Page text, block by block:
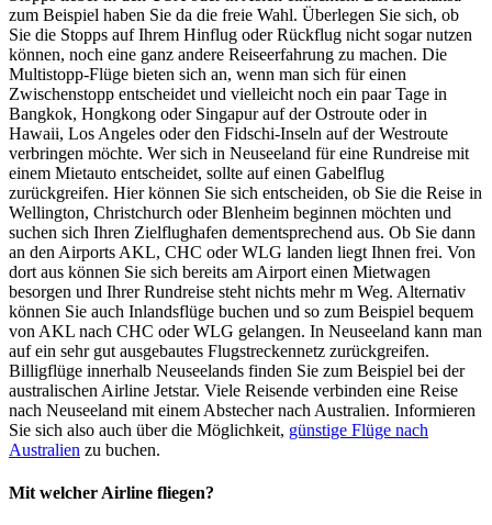
zum Beispiel haben Sie da die freie Wahl. Überlegen Sie sich, ob
Sie die Stopps auf Ihrem Hinflug oder Rückflug nicht sogar nutzen
können, noch eine ganz andere Reiseerfahrung zu machen. Die
Multistopp-Flüge bieten sich an, wenn man sich für einen
Zwischenstopp entscheidet und vielleicht noch ein paar Tage in
Bangkok, Hongkong oder Singapur auf der Ostroute oder in
Hawaii, Los Angeles oder den Fidschi-Inseln auf der Westroute
verbringen möchte. Wer sich in Neuseeland für eine Rundreise mit
einem Mietauto entscheidet, sollte auf einen Gabelflug
zurückgreifen. Hier können Sie sich entscheiden, ob Sie die Reise in
Wellington, Christchurch oder Blenheim beginnen möchten und
suchen sich Ihren Zielflughafen dementsprechend aus. Ob Sie dann
an den Airports AKL, CHC oder WLG landen liegt Ihnen frei. Von
dort aus können Sie sich bereits am Airport einen Mietwagen
besorgen und Ihrer Rundreise steht nichts mehr m Weg. Alternativ
können Sie auch Inlandsflüge buchen und so zum Beispiel bequem
von AKL nach CHC oder WLG gelangen. In Neuseeland kann man
auf ein sehr gut ausgebautes Flugstreckennetz zurückgreifen.
Billigflüge innerhalb Neuseelands finden Sie zum Beispiel bei der
australischen Airline Jetstar. Viele Reisende verbinden eine Reise
nach Neuseeland mit einem Abstecher nach Australien. Informieren
Sie sich also auch über die Möglichkeit, günstige Flüge nach
Australien zu buchen.
Mit welcher Airline fliegen?